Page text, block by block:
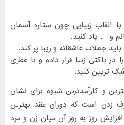
القاب زیبایی چون ستاره آسمان
و … یاد کنید.
جملات عاشقانه و زیبا پر کند.
در پاکتی زیبا قرار داده و با عطری
تزیین کنید.
و کارآمدترین شیوه برای نشان
زدن است که دوران عقد بهترین
روز به روز آن میان زن و مرد